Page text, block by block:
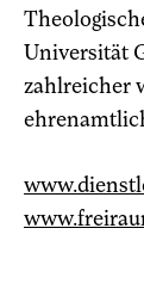
Universität
zahlreicher